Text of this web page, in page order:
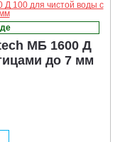
МБ 1600 Д
до 7 мм